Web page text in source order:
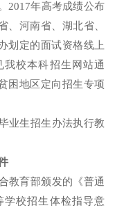
2017年高考成绩公布
、河南省、湖北省、
划定的面试资格线上
校本科招生网站通
困地区定向招生专项
业生招生办法执行教
教育部颁发的《普通
学校招生体检指导意